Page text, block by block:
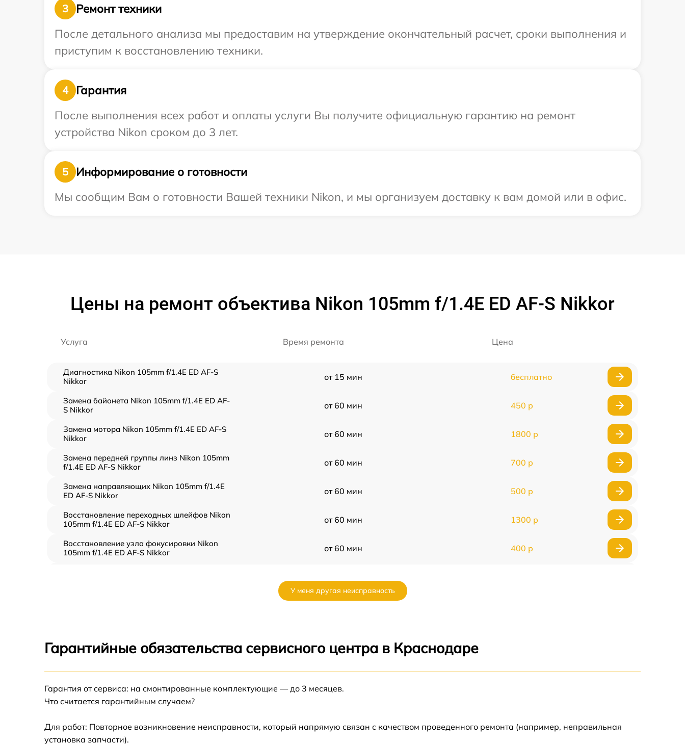
3
Ремонт техники
После детального анализа мы предоставим на утверждение окончательный расчет, сроки выполнения и
приступим к восстановлению техники.
4
Гарантия
После выполнения всех работ и оплаты услуги Вы получите официальную гарантию на ремонт
устройства Nikon сроком до 3 лет.
5
Информирование о готовности
Мы сообщим Вам о готовности Вашей техники Nikon, и мы организуем доставку к вам домой или в офис.
Цены на ремонт объектива Nikon 105mm f/1.4E ED AF-S Nikkor
Услуга Время ремонта Цена
Диагностика Nikon 105mm f/1.4E ED AF-S
Nikkor
от 15 мин бесплатно
Замена байонета Nikon 105mm f/1.4E ED AF-
S Nikkor
от 60 мин 450 р
Замена мотора Nikon 105mm f/1.4E ED AF-S
Nikkor
от 60 мин 1800 р
Замена передней группы линз Nikon 105mm
f/1.4E ED AF-S Nikkor
от 60 мин 700 р
Замена направляющих Nikon 105mm f/1.4E
ED AF-S Nikkor
от 60 мин 500 р
Восстановление переходных шлейфов Nikon
105mm f/1.4E ED AF-S Nikkor
от 60 мин 1300 р
Восстановление узла фокусировки Nikon
105mm f/1.4E ED AF-S Nikkor
от 60 мин 400 р
Обновление ПО Nikon 105mm f/1.4E ED AF-S
Nikkor
от 60 мин
Nikkor
У меня другая неисправность
Гарантийные обязательства сервисного центра в Краснодаре
Гарантия от сервиса: на смонтированные комплектующие — до 3 месяцев.
Что считается гарантийным случаем?
Для работ: Повторное возникновение неисправности, который напрямую связан с качеством проведенного ремонта (например, неправильная
установка запчасти).